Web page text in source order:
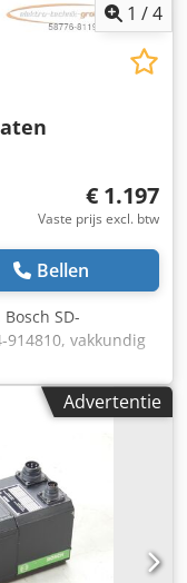
1 /4
€ 1.197
Vaste prijs excl. btw
Bellen
Bosch SD-
914810, vakkundig
garantie,
foto's, De
niet van
de prijs!
Advertentie